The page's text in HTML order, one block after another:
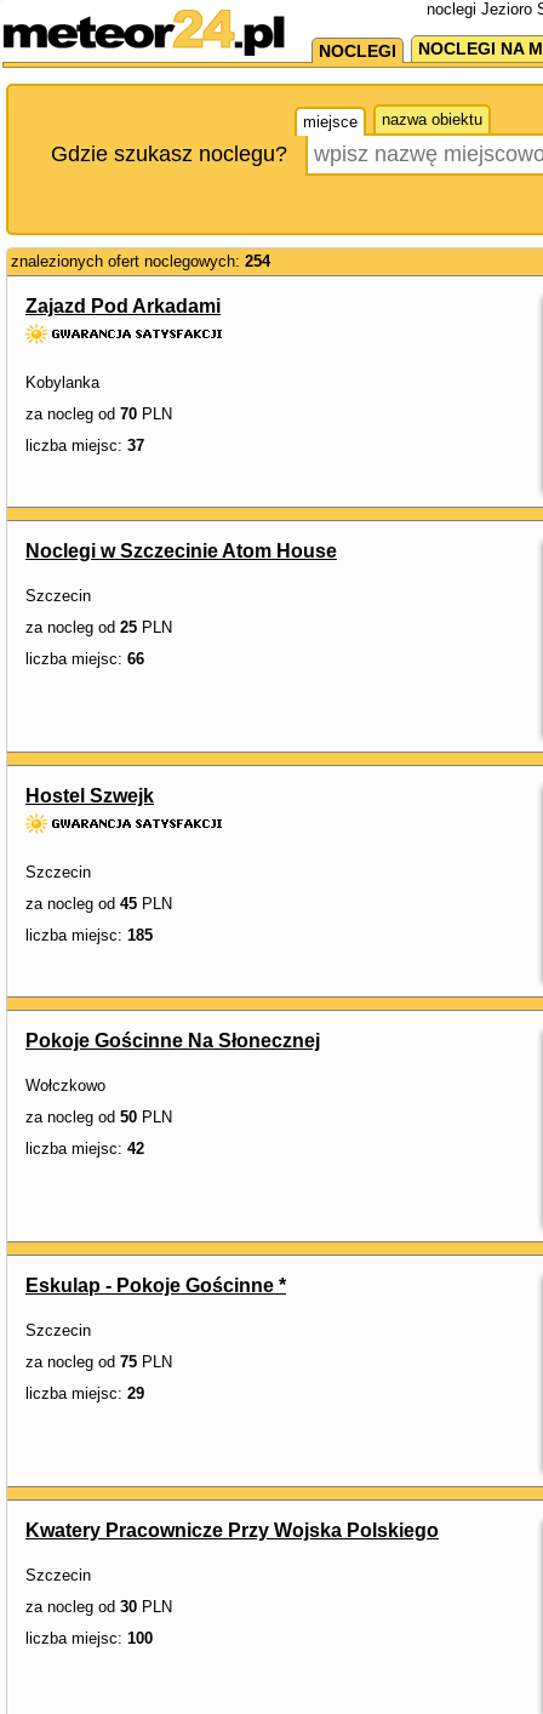
noclegi Jezioro
NOCLEGI NOCLEGI NA
miejsce nazwa obiektu
Gdzie szukasz noclegu?
znalezionych ofert noclegowych: 254
Zajazd Pod Arkadami
Kobylanka
za nocleg od 70 PLN
liczba miejsc: 37
Noclegi w Szczecinie Atom House
Szczecin
za nocleg od 25 PLN
liczba miejsc: 66
Hostel Szwejk
Szczecin
za nocleg od 45 PLN
liczba miejsc: 185
Pokoje Gościnne Na Słonecznej
Wołczkowo
za nocleg od 50 PLN
liczba miejsc: 42
Eskulap - Pokoje Gościnne *
Szczecin
za nocleg od 75 PLN
liczba miejsc: 29
Kwatery Pracownicze Przy Wojska Polskiego
Szczecin
za nocleg od 30 PLN
liczba miejsc: 100